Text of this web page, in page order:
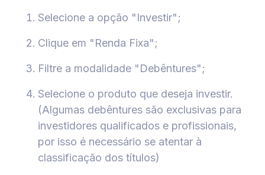
Selecione a opção "Investir";
Clique em "Renda Fixa";
Filtre a modalidade "Debêntures";
Selecione o produto que deseja investir.
(Algumas debêntures são exclusivas para
investidores qualificados e profissionais,
por isso é necessário se atentar à
classificação dos títulos)